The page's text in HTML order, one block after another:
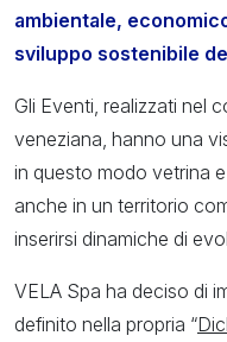
ambientale,
sviluppo sostenibile
Gli Eventi, realizzati nel
veneziana, hanno una
in questo modo vetrina
anche in un territorio
inserirsi dinamiche di
VELA Spa ha deciso di
definito nella propria “